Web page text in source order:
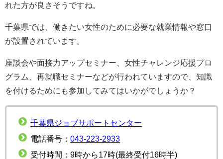
れた方が良さそうですね。
千葉県では、働きたい女性のために必要な就業情報や窓口
が設置されています。
座談会や面接力アップセミナー、女性チャレンジ応援プロ
グラム、再就職セミナーなどが行われていますので、知識
を付けるためにも参加してみてはいかがでしょうか？
千葉県ジョブサポートセンター
電話番号： 043-223-2933
受付時間：9時から17時(最終受付16時半)